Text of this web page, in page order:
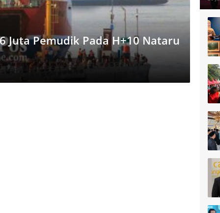
Juta Pemudik Pada H+10 Nataru